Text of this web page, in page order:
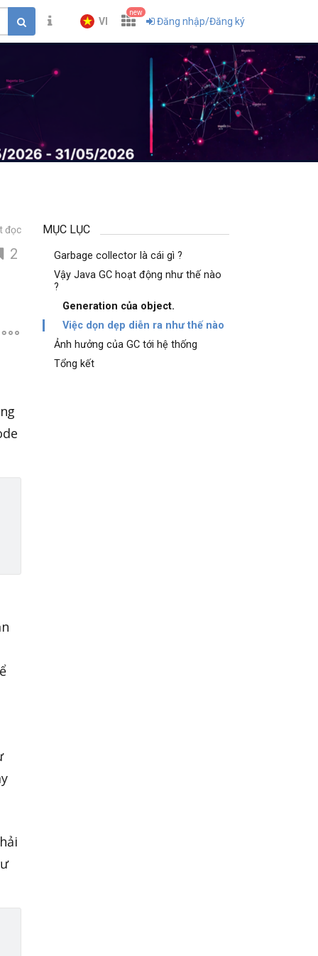
VI
new
Đăng nhập/Đăng ký
đọc
2
MỤC LỤC
Garbage collector là cái gì ?
Vậy Java GC hoạt động như thế nào
?
Generation của object.
Việc dọn dẹp diễn ra như thế nào
Ảnh hưởng của GC tới hệ thống
Tổng kết